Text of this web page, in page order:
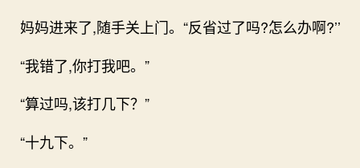
妈妈进来了,随手关上门。“反省过了吗?怎么办啊?’’
“我错了,你打我吧。”
“算过吗,该打几下？”
“十九下。”